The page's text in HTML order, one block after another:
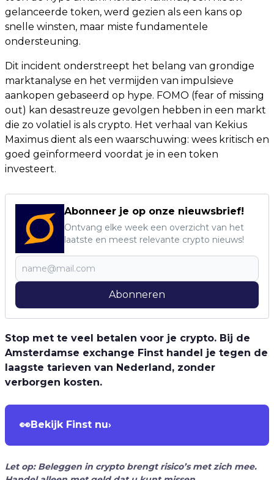
gelanceerde token, werd gezien als een kans op
snelle winsten, maar miste fundamentele
ondersteuning.
Dit incident onderstreept het belang van grondige
marktanalyse en het vermijden van impulsieve
aankopen gebaseerd op hype. FOMO (fear of missing
out) kan desastreuze gevolgen hebben in een markt
die zo volatiel is als crypto. Het verhaal van Kekius
Maximus dient als een waarschuwing: wees kritisch en
goed geïnformeerd voordat je in een token
investeert.
Abonneer je op onze nieuwsbrief!
Ontvang elke week een overzicht van het
laatste en meest relevante crypto nieuws!
Abonneren
Stop met te veel betalen voor je crypto. Bij de
Amsterdamse exchange Finst handel je tegen de
laagste tarieven van Nederland, zonder
verborgen kosten.
👀Bekijk Finst nu›
Let op: Beleggen in crypto brengt risico’s met zich mee.